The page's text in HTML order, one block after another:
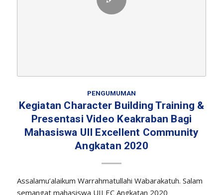
PENGUMUMAN
Kegiatan Character Building Training &
Presentasi Video Keakraban Bagi
Mahasiswa UII Excellent Community
Angkatan 2020
Assalamu’alaikum Warrahmatullahi Wabarakatuh. Salam
semangat mahasiswa UII EC Angkatan 2020